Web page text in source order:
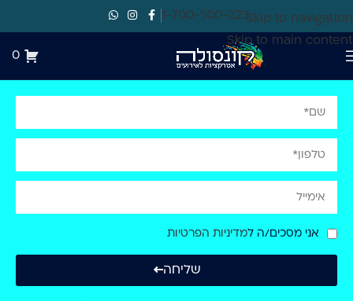
Skip to navigation
Skip to main content
1-700-500-223
0
אני מסכים/ה למדיניות הפרטיות
שליחה